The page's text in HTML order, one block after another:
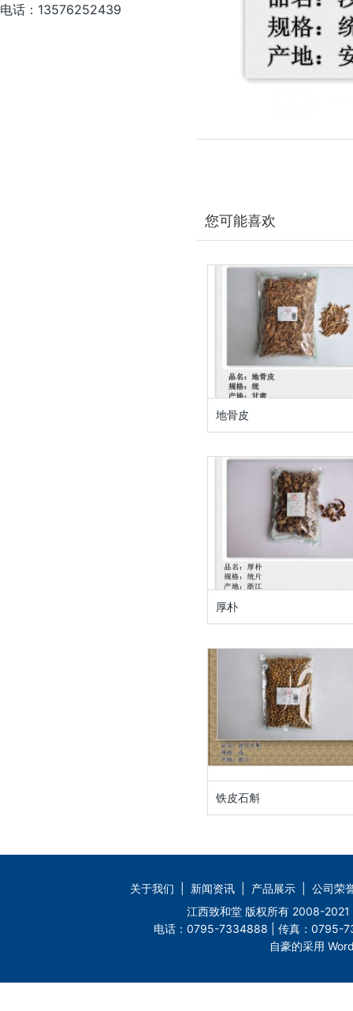
电话：13576252439
您可能喜欢
地骨皮
厚朴
铁皮石斛
关于我们 新闻资讯 产品展示
公司荣
江西致和堂 版权所有 2008-
电话：0795-7334888 | 传真：0795-
自豪的采用